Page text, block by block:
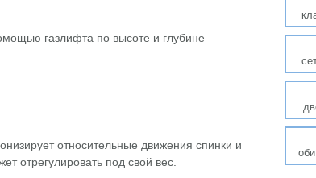
газлифта по высоте и глубине
относительные движения спинки и
отрегулировать под свой вес.